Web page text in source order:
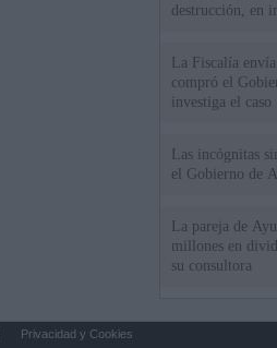
destrucción, en
La Fiscalía
compró el
investiga el caso
Las incógnitas
el Gobierno de
La pareja de
millones en
su consultora
Privacidad y Cookies